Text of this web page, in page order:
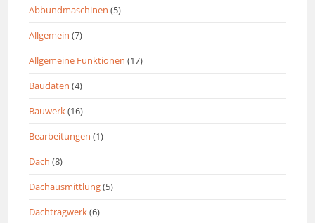
Abbundmaschinen (5)
Allgemein (7)
Allgemeine Funktionen (17)
Baudaten (4)
Bauwerk(16)
Bearbeitungen (1)
Dach (8)
Dachausmittlung(5)
Dachtragwerk(6)